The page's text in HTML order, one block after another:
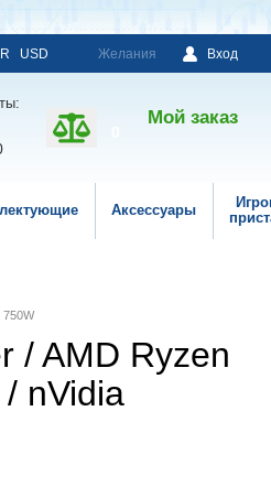
USD Желания Вход
Мой заказ
Аксессуары
750W
/ AMD Ryzen
nVidia